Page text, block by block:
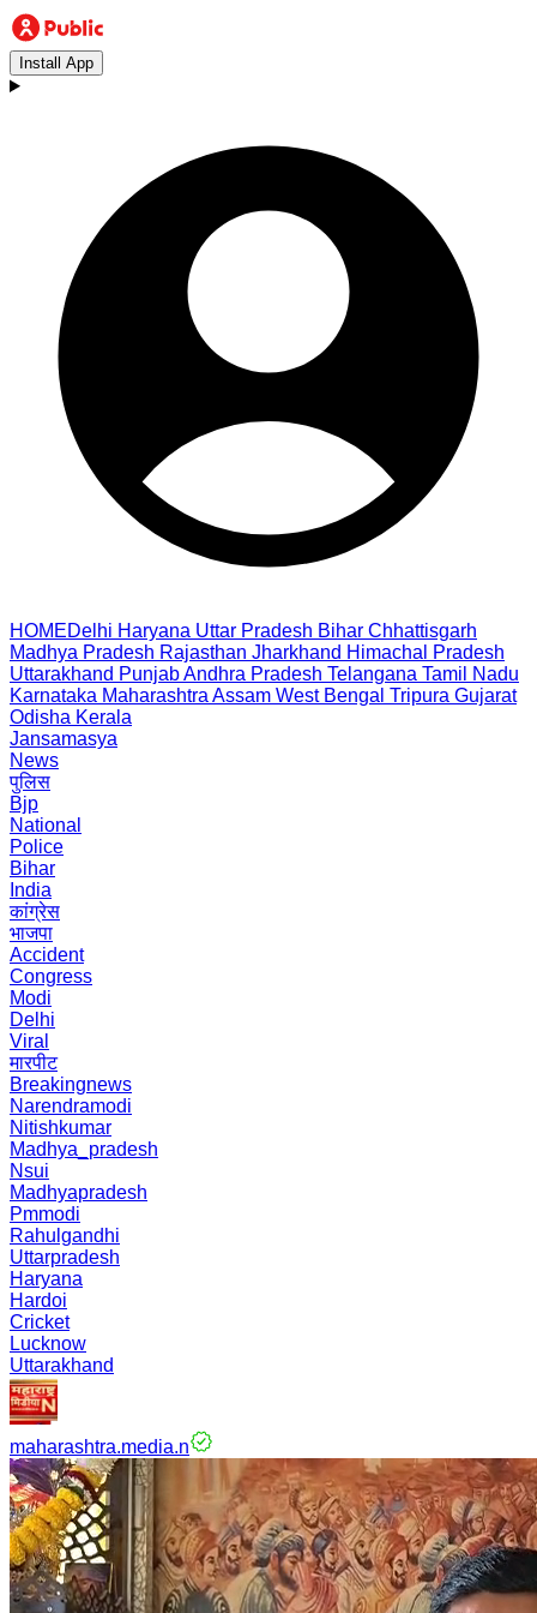
Install App
HOMEDelhi Haryana Uttar Pradesh Bihar Chhattisgarh
Madhya Pradesh Rajasthan Jharkhand Himachal Pradesh
Uttarakhand PunjabAndhra Pradesh Telangana Tamil Nadu
Karnataka Maharashtra Assam West Bengal Tripura Gujarat
Odisha Kerala
Jansamasya
News
पुलिस
Bjp
National
Police
Bihar
India
कांग्रेस
भाजपा
Accident
Congress
Modi
Delhi
Viral
मारपीट
Breakingnews
Narendramodi
Nitishkumar
Madhya_pradesh
Nsui
Madhyapradesh
Pmmodi
Rahulgandhi
Uttarpradesh
Haryana
Hardoi
Cricket
Lucknow
Uttarakhand
maharashtra.media.n